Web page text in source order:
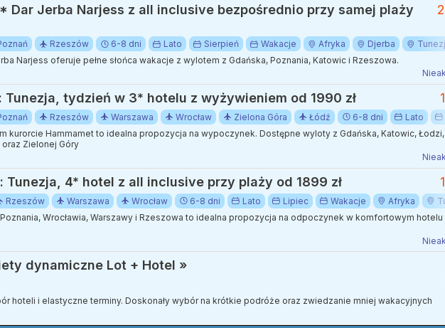
Dar Jerba Narjess z all inclusive bezpośrednio przy samej plaży
Rzeszów 6-8 dni Lato Sierpień Wakacje Afryka Djerba
Narjess oferuje pełne słońca wakacje z wylotem z Gdańska, Poznania, Katowic i Rzeszowa.
tydzień w 3* hotelu z wyżywieniem od 1990 zł
Rzeszów Warszawa Wrocław Zielona Góra Łódź 6-8 dni Lato
kurorcie Hammamet to idealna propozycja na wypoczynek. Dostępne wyloty z Gdańska, Katowic, Łodzi,
Zielonej Góry
Tunezja, 4* hotel z all inclusive przy plaży od 1899 zł
Rzeszów Warszawa Wrocław 6-8 dni Lato Lipiec Wakacje Afryka
Wrocławia, Warszawy i Rzeszowa to idealna propozycja na odpoczynek w komfortowym hotelu
dynamiczne Lot + Hotel »
hoteli i elastyczne terminy. Doskonały wybór na krótkie podróże oraz zwiedzanie mniej wakacyjnych